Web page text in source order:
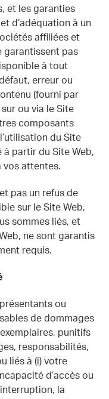
et les garanties
d’adéquation à un
affiliées et
garantissent pas
à tout
erreur ou
(fourni par
ou via le Site
composants
du Site
partir du Site Web,
vos attentes.
pas un refus de
sur le Site Web,
sommes liés, et
ne sont garantis
requis.
ou
de dommages
punitifs
responsabilités,
liés à (i) votre
d’accès ou
la